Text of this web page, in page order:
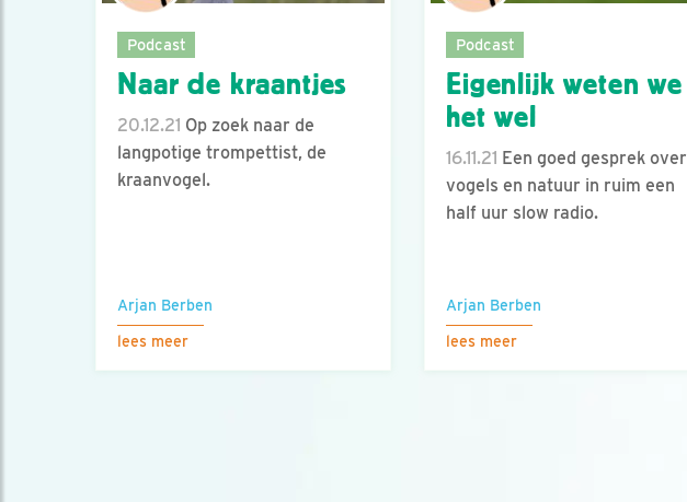
Podcast
Naar de kraantjes
20.12.21 Op zoek naar de
langpotige trompettist, de
kraanvogel.
Arjan Berben
lees meer
Podcast
Eigenlijk weten we
het wel
16.11.21 Een goed gesprek over
vogels en natuur in ruim een
half uur slow radio.
Arjan Berben
lees meer